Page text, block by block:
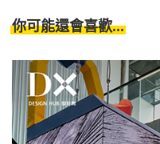
你可能還會喜歡...